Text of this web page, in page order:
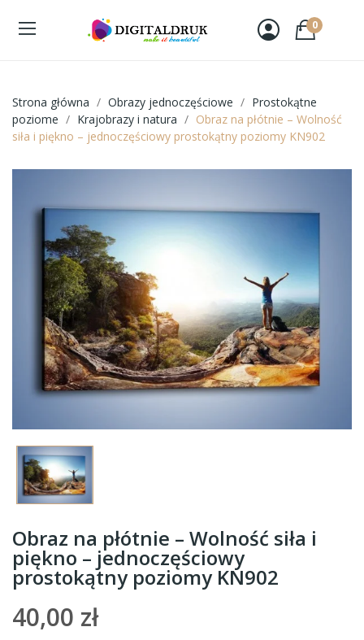
0
Strona główna Obrazy jednoczęściowe
Prostokątne
poziome
Krajobrazy i natura
Obraz na płótnie – Wolność
siła i piękno – jednoczęściowy prostokątny poziomy KN902
Obraz na płótnie – Wolność siła i
piękno – jednoczęściowy
prostokątny poziomy KN902
40,00 zł